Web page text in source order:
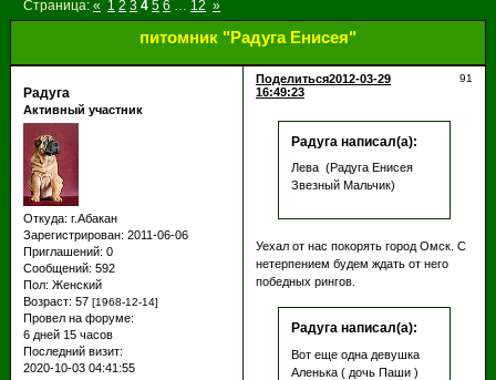
питомник "Радуга Енисея"
Страница:« 1 2 3 4 5 6 … 12 »
Поделиться 91
2012-03-29
16:49:23
Радуга
Активный участник
Откуда: г.Абакан
Зарегистрирован: 2011-06-06
Приглашений: 0
Сообщений: 592
Пол: Женский
Возраст: 57 [1968-12-14]
Провел на форуме:
6 дней 15 часов
Последний визит:
2020-10-03 04:41:55
Радуга написал(а):
Лева (Радуга Енисея
Звезный Мальчик)
Уехал от нас покорять город Омск. С
нетерпением будем ждать от него
победных рингов.
Радуга написал(а):
Вот еще одна девушка
Аленька ( дочь Паши )